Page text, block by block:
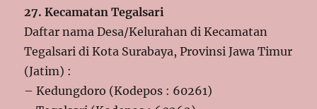
27. Kecamatan Tegalsari
Daftar nama Desa/Kelurahan di Kecamatan
Tegalsari di Kota Surabaya, Provinsi Jawa Timur
(Jatim) :
– Kedungdoro (Kodepos : 60261)